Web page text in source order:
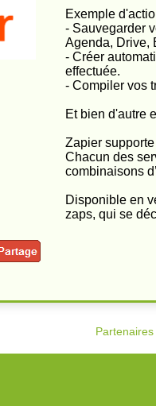
Exemple
- Sauvegarder
Agenda, Drive,
- Créer
effectuée.
- Compiler vos
Et bien d'autre
Zapier
Chacun des
combinaisons
Disponible en
zaps, qui se
Partenaires